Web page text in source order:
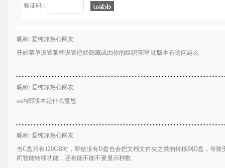
验证码：
昵称: 爱纯净热心网友
开始菜单设置某些设置已经隐藏或由你的组织管理 这版本有这问题么
昵称: 爱纯净热心网友
os内部版本是什么意思
昵称: 爱纯净热心网友
当C盘只有120GB时，即使没有D盘也会把文档文件夹之类的转移到D盘，导
闭智能转移功能，还有能不能不要显示秒数